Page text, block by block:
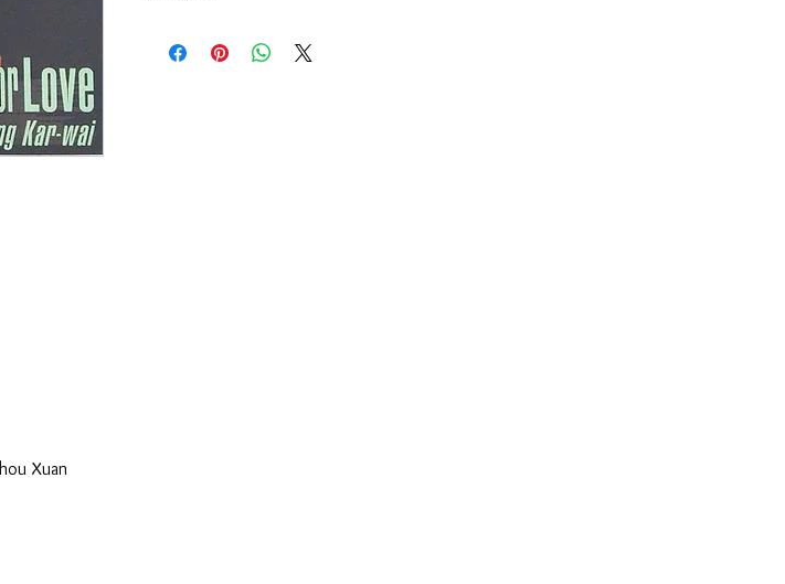
Xuan
碟92%-有輕微花痕,不影響播放